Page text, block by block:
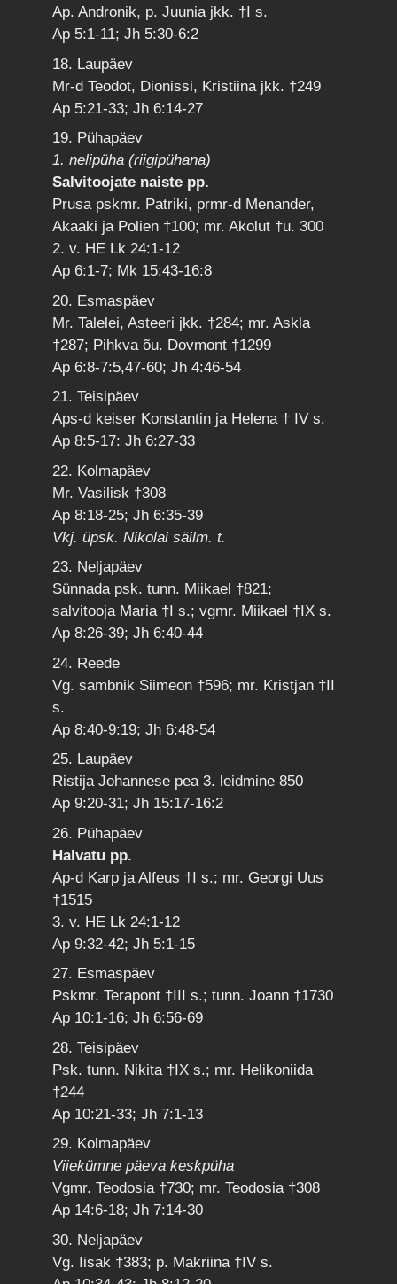
Ap. Andronik, p. Juunia jkk. †I s.
Ap 5:1-11; Jh 5:30-6:2
18. Laupäev
Mr-d Teodot, Dionissi, Kristiina jkk. †249
Ap 5:21-33; Jh 6:14-27
19. Pühapäev
1. nelipüha (riigipühana)
Salvitoojate naiste pp.
Prusa pskmr. Patriki, prmr-d Menander,
Akaaki ja Polien †100; mr. Akolut †u. 300
2. v. HE Lk 24:1-12
Ap 6:1-7; Mk 15:43-16:8
20. Esmaspäev
Mr. Talelei, Asteeri jkk. †284; mr. Askla
†287; Pihkva õu. Dovmont †1299
Ap 6:8-7:5,47-60; Jh 4:46-54
21. Teisipäev
Aps-d keiser Konstantin ja Helena † IV s.
Ap 8:5-17: Jh 6:27-33
22. Kolmapäev
Mr. Vasilisk †308
Ap 8:18-25; Jh 6:35-39
Vkj. üpsk. Nikolai säilm. t.
23. Neljapäev
Sünnada psk. tunn. Miikael †821;
salvitooja Maria †I s.; vgmr. Miikael †IX s.
Ap 8:26-39; Jh 6:40-44
24. Reede
Vg. sambnik Siimeon †596; mr. Kristjan †II
s.
Ap 8:40-9:19; Jh 6:48-54
25. Laupäev
Ristija Johannese pea 3. leidmine 850
Ap 9:20-31; Jh 15:17-16:2
26. Pühapäev
Halvatu pp.
Ap-d Karp ja Alfeus †I s.; mr. Georgi Uus
†1515
3. v. HE Lk 24:1-12
Ap 9:32-42; Jh 5:1-15
27. Esmaspäev
Pskmr. Terapont †III s.; tunn. Joann †1730
Ap 10:1-16; Jh 6:56-69
28. Teisipäev
Psk. tunn. Nikita †IX s.; mr. Helikoniida
†244
Ap 10:21-33; Jh 7:1-13
29. Kolmapäev
Viiekümne päeva keskpüha
Vgmr. Teodosia †730; mr. Teodosia †308
Ap 14:6-18; Jh 7:14-30
30. Neljapäev
Vg. Iisak †383; p. Makriina †IV s.